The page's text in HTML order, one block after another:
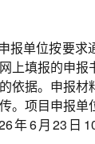
报单位按要求
上填报的申报
依据。申报
。项目申报单
年6月23日